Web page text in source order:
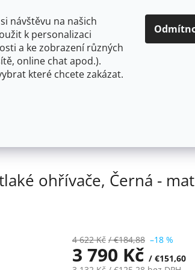
návštěvu na našich
k personalizaci
a ke zobrazení různých
online chat apod.).
které chcete zakázat.
HLEDAT
ohřívače, Černá - matná E908.5/
ohřívače, Černá -
4 622 Kč / €184,88 –18 %
3 790 Kč / €151,60